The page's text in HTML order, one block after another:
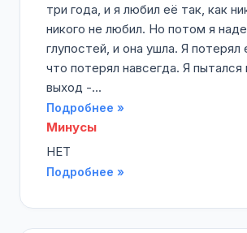
три года, и я любил её так, как
никого не любил. Но потом я
глупостей, и она ушла. Я потерял
что потерял навсегда. Я пытался
выход -...
Подробнее »
Минусы
НЕТ
Подробнее »